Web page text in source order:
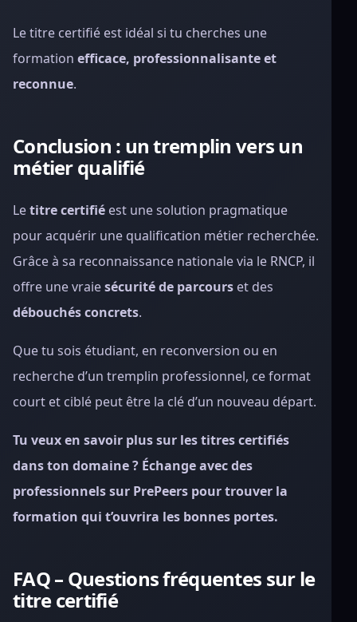
Le titre certifié est idéal si tu cherches une
formation efficace, professionnalisante et
reconnue.
Conclusion : un tremplin vers un
métier qualifié
Letitre certifié est une solution pragmatique
pour acquérir une qualification métier recherchée.
Grâce à sa reconnaissance nationale via le RNCP, il
offre une vraiesécurité de parcours et des
débouchés concrets.
Que tu sois étudiant, en reconversion ou en
recherche d’un tremplin professionnel, ce format
court et ciblé peut être la clé d’un nouveau départ.
Tu veux en savoir plus sur les titres certifiés
dans ton domaine ? Échange avec des
professionnels sur PrePeers pour trouver la
formation qui t’ouvrira les bonnes portes.
FAQ – Questions fréquentes sur le
titre certifié